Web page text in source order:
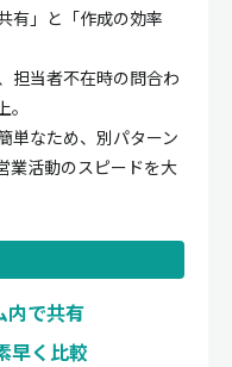
有」と「作成の効率
担当者不在時の問合わ
単なため、別パターン
業活動のスピードを大
内で共有
早く比較